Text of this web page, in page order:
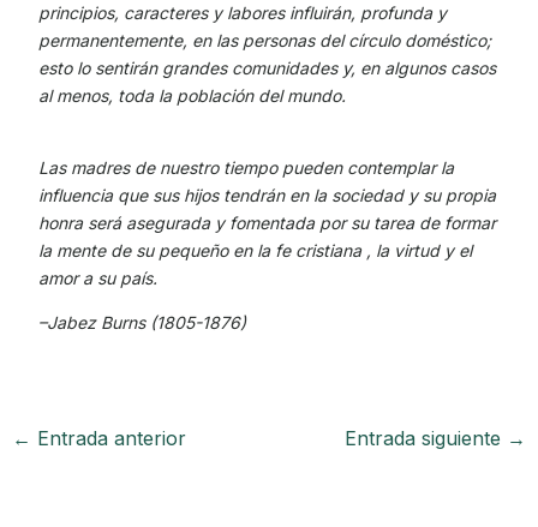
principios, caracteres y labores influirán, profunda y
permanentemente, en las personas del círculo doméstico;
esto lo sentirán grandes comunidades y, en algunos casos
al menos, toda la población del mundo.
Las madres de nuestro tiempo pueden contemplar la
influencia que sus hijos tendrán en la sociedad y su propia
honra será asegurada y fomentada por su tarea de formar
la mente de su pequeño en la fe cristiana , la virtud y el
amor a su país.
–Jabez Burns (1805-1876)
← Entrada anterior Entrada siguiente →